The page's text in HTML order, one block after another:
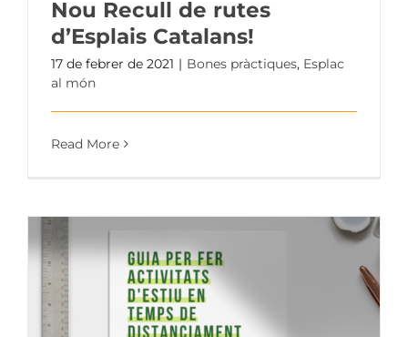
Nou Recull de rutes
d’Esplais Catalans!
17 de febrer de 2021 | Bones pràctiques, Esplac
al món
Read More